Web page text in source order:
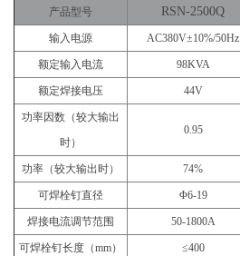
产品型号 RSN-2500Q
输入电源 AC380V±10%/50Hz
额定输入电流 98KVA
额定焊接电压 44V
功率因数（较大输出
时）
0.95
功率（较大输出时） 74%
可焊栓钉直径 Φ6-19
焊接电流调节范围 50-1800A
可焊栓钉长度（mm） ≤400